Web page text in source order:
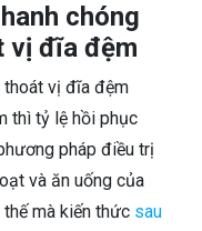
chóng
vị đĩa đệm
thoát vị đĩa đệm
thì tỷ lệ hồi phục
pháp điều trị
và ăn uống của
mà kiến thức sau